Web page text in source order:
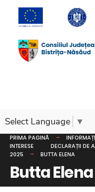
Select Language ▼
PRIMA PAGINĂ
INTERESE
DECLARAȚII DE
2025
BUTTA ELENA
Butta Elena